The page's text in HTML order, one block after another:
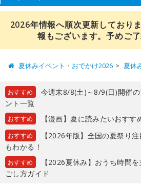
2026年情報へ順次更新しており
報もございます。予めご了
夏休みイベント・おでかけ2026 夏休
おすすめ
今週末8/8(土)～8/9(日)開催
ント一覧
おすすめ 【漫画】夏に読みたいおすす
おすすめ
【2026年版】全国の夏祭り
もわかる！
おすすめ
【2026夏休み】おうち時間
ごし方ガイド